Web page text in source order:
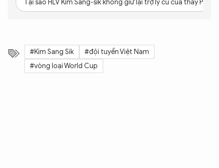
Tại sao HLV Kim Sang-sik không giữ lại trợ lý cũ của thầy Park?
#Kim Sang Sik
#đội tuyển Việt Nam
#vòng loại World Cup